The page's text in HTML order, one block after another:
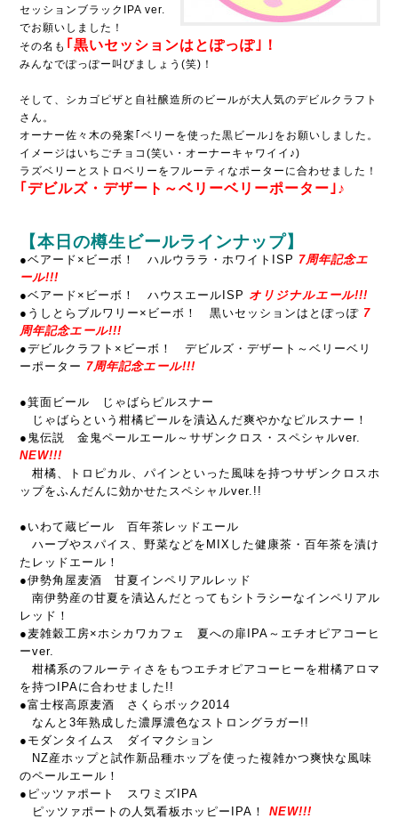
セッションブラックIPA ver.
でお願いしました！
その名も ｢黒いセッションはとぽっぽ｣！
みんなでぽっぽー叫びましょう(笑)！
そして、シカゴピザと自社醸造所のビールが大人気のデビルクラフト
さん。
オーナー佐々木の発案｢ベリーを使った黒ビール｣をお願いしました。
イメージはいちごチョコ(笑い・オーナーキャワイイ♪)
ラズベリーとストロベリーをフルーティなポーターに合わせました！
｢デビルズ・デザート～ベリーベリーポーター｣♪
【本日の樽生ビールラインナップ】
●ベアード×ビーボ！ ハルウララ・ホワイトISP 7周年記念エ
ール!!!
●ベアード×ビーボ！ ハウスエールISP オリジナルエール!!!
●うしとらブルワリー×ビーボ！ 黒いセッションはとぽっぽ 7
周年記念エール!!!
●デビルクラフト×ビーボ！ デビルズ・デザート～ベリーベリ
ーポーター 7周年記念エール!!!
●箕面ビール じゃばらピルスナー
じゃばらという柑橘ピールを漬込んだ爽やかなピルスナー！
●鬼伝説 金鬼ペールエール～サザンクロス・スペシャルver.
NEW!!!
柑橘、トロピカル、パインといった風味を持つサザンクロスホ
ップをふんだんに効かせたスペシャルver.!!
●いわて蔵ビール 百年茶レッドエール
ハーブやスパイス、野菜などをMIXした健康茶・百年茶を漬け
たレッドエール！
●伊勢角屋麦酒 甘夏インペリアルレッド
南伊勢産の甘夏を漬込んだとってもシトラシーなインペリアル
レッド！
●麦雑穀工房×ホシカワカフェ 夏への扉IPA～エチオピアコーヒ
ーver.
柑橘系のフルーティさをもつエチオピアコーヒーを柑橘アロマ
を持つIPAに合わせました!!
●富士桜高原麦酒 さくらボック2014
なんと3年熟成した濃厚濃色なストロングラガー!!
●モダンタイムス ダイマクション
NZ産ホップと試作新品種ホップを使った複雑かつ爽快な風味
のペールエール！
●ピッツァポート スワミズIPA
ピッツァポートの人気看板ホッピーIPA！
NEW!!!